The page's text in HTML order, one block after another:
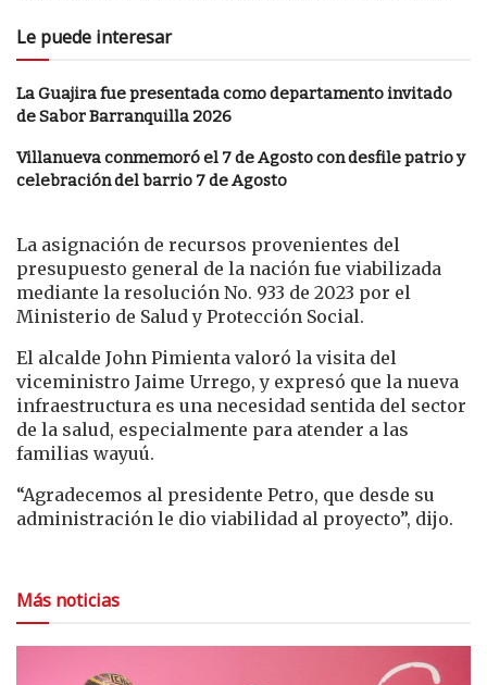
Le puede interesar
La Guajira fue presentada como departamento invitado
de Sabor Barranquilla 2026
Villanueva conmemoró el 7 de Agosto con desfile patrio y
celebración del barrio 7 de Agosto
La asignación de recursos provenientes del
presupuesto general de la nación fue viabilizada
mediante la resolución No. 933 de 2023 por el
Ministerio de Salud y Protección Social.
El alcalde John Pimienta valoró la visita del
viceministro Jaime Urrego, y expresó que la nueva
infraestructura es una necesidad sentida del sector
de la salud, especialmente para atender a las
familias wayuú.
“Agradecemos al presidente Petro, que desde su
administración le dio viabilidad al proyecto”, dijo.
Más noticias